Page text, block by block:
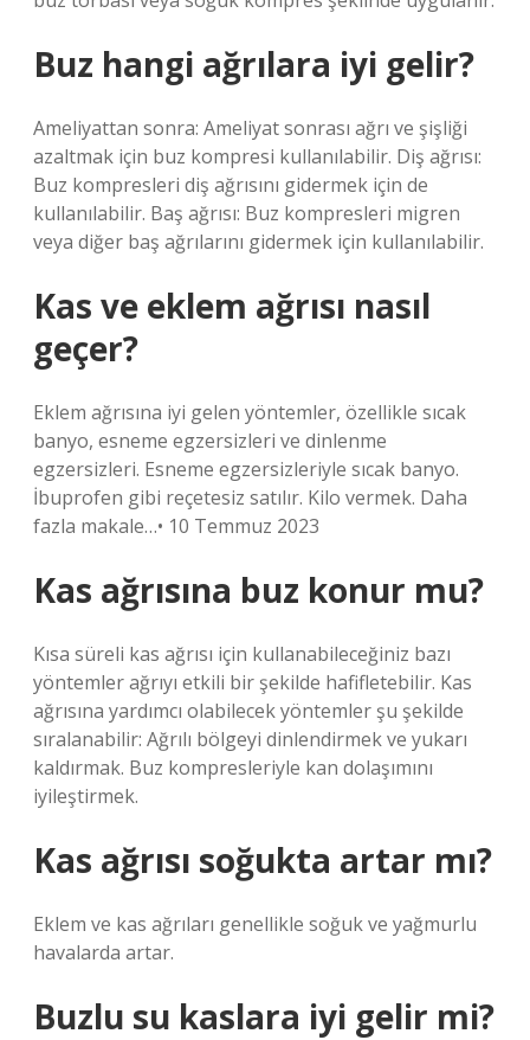
Buz hangi ağrılara iyi gelir?
Ameliyattan sonra: Ameliyat sonrası ağrı ve şişliği
azaltmak için buz kompresi kullanılabilir. Diş ağrısı:
Buz kompresleri diş ağrısını gidermek için de
kullanılabilir. Baş ağrısı: Buz kompresleri migren
veya diğer baş ağrılarını gidermek için kullanılabilir.
Kas ve eklem ağrısı nasıl
geçer?
Eklem ağrısına iyi gelen yöntemler, özellikle sıcak
banyo, esneme egzersizleri ve dinlenme
egzersizleri. Esneme egzersizleriyle sıcak banyo.
İbuprofen gibi reçetesiz satılır. Kilo vermek. Daha
fazla makale…• 10 Temmuz 2023
Kas ağrısına buz konur mu?
Kısa süreli kas ağrısı için kullanabileceğiniz bazı
yöntemler ağrıyı etkili bir şekilde hafifletebilir. Kas
ağrısına yardımcı olabilecek yöntemler şu şekilde
sıralanabilir: Ağrılı bölgeyi dinlendirmek ve yukarı
kaldırmak. Buz kompresleriyle kan dolaşımını
iyileştirmek.
Kas ağrısı soğukta artar mı?
Eklem ve kas ağrıları genellikle soğuk ve yağmurlu
havalarda artar.
Buzlu su kaslara iyi gelir mi?